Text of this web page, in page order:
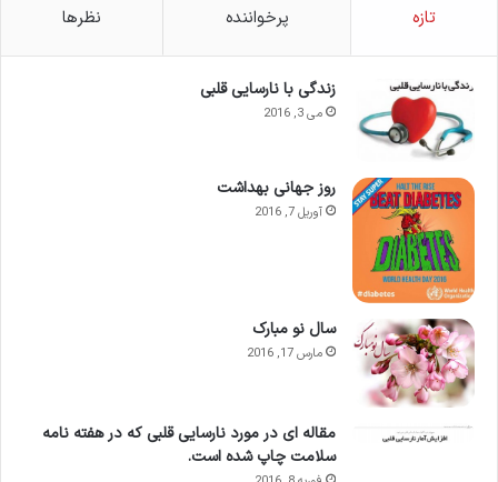
تازه پرخواننده نظرها
زندگی با نارسایی قلبی
می 3, 2016
روز جهانی بهداشت
آوریل 7, 2016
سال نو مبارک
مارس 17, 2016
مقاله ای در مورد نارسایی قلبی که در هفته نامه
سلامت چاپ شده است.